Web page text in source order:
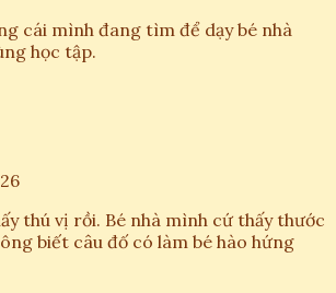
cái mình đang tìm để dạy bé nhà
học tập.
thú vị rồi. Bé nhà mình cứ thấy thước
biết câu đố có làm bé hào hứng